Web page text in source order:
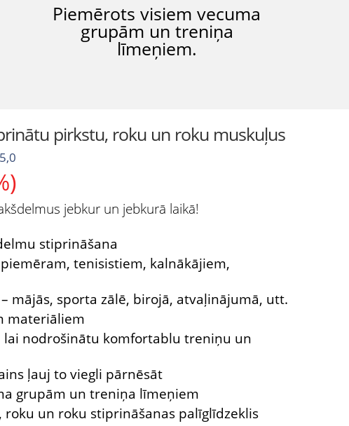
Piemērots visiem vecuma
grupām un treniņa
līmeņiem.
pirkstu, roku un roku muskuļus
jebkur un jebkurā laikā!
stiprināšana
tenisistiem, kalnākājiem,
mājās, sporta zālē, birojā, atvaļinājumā, utt.
materiāliem
lai nodrošinātu komfortablu treniņu un
ļauj to viegli pārnēsāt
grupām un treniņa līmeņiem
un roku stiprināšanas palīglīdzeklis